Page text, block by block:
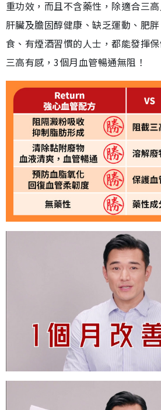
重功效，而且不含藥性，除適合三
肝臟及膽固醇健康、缺乏運動、肥
食、有煙酒習慣的人士，都能發揮
三高有感，3個月血管暢通無阻！